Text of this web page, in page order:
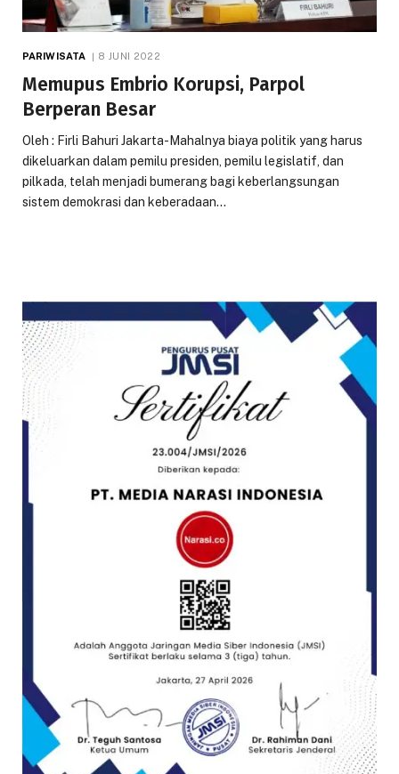
PARIWISATA 8 JUNI 2022
Memupus Embrio Korupsi, Parpol
Berperan Besar
Oleh : Firli Bahuri Jakarta-Mahalnya biaya politik yang harus
dikeluarkan dalam pemilu presiden, pemilu legislatif, dan
pilkada, telah menjadi bumerang bagi keberlangsungan
sistem demokrasi dan keberadaan…